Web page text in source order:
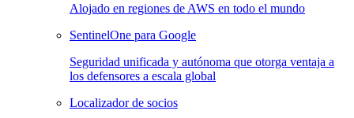
Alojado en regiones de AWS en todo el mundo
SentinelOne para Google
Seguridad unificada y autónoma que otorga ventaja a
los defensores a escala global
Localizador de socios